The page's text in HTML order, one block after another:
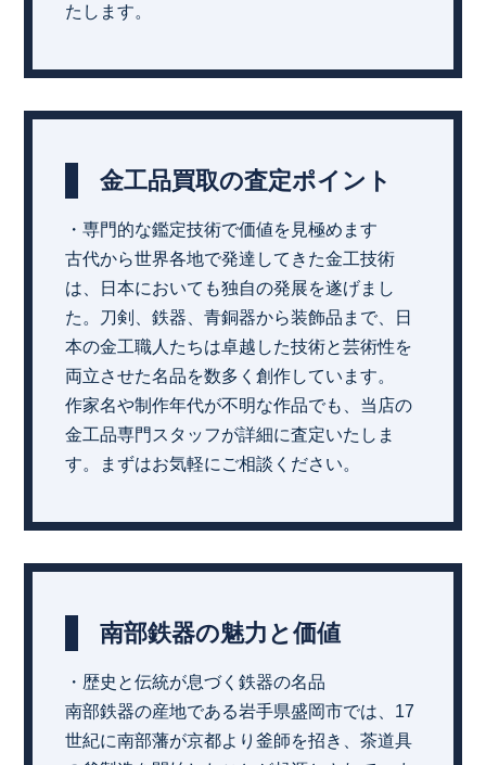
たします。
金工品買取の査定ポイント
・専門的な鑑定技術で価値を見極めます
古代から世界各地で発達してきた金工技術
は、日本においても独自の発展を遂げまし
た。刀剣、鉄器、青銅器から装飾品まで、日
本の金工職人たちは卓越した技術と芸術性を
両立させた名品を数多く創作しています。
作家名や制作年代が不明な作品でも、当店の
金工品専門スタッフが詳細に査定いたしま
す。まずはお気軽にご相談ください。
南部鉄器の魅力と価値
・歴史と伝統が息づく鉄器の名品
南部鉄器の産地である岩手県盛岡市では、17
世紀に南部藩が京都より釜師を招き、茶道具